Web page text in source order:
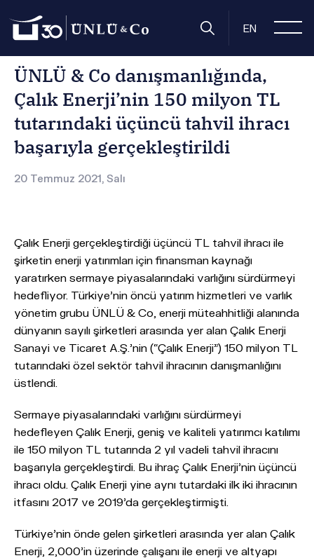
EN
Anasayfa Basın Odası Basın Bültenleri ÜNLÜ & Co
ÜNLÜ & Co danışmanlığında,
Çalık Enerji’nin 150 milyon TL
tutarındaki üçüncü tahvil ihracı
başarıyla gerçekleştirildi
20 Temmuz 2021, Salı
Çalık Enerji gerçekleştirdiği üçüncü TL tahvil ihracı ile
şirketin enerji yatırımları için finansman kaynağı
yaratırken sermaye piyasalarındaki varlığını sürdürmeyi
hedefliyor. Türkiye’nin öncü yatırım hizmetleri ve varlık
yönetim grubu ÜNLÜ & Co, enerji müteahhitliği alanında
dünyanın sayılı şirketleri arasında yer alan Çalık Enerji
Sanayi ve Ticaret A.Ş.’nin (“Çalık Enerji”) 150 milyon TL
tutarındaki özel sektör tahvil ihracının danışmanlığını
üstlendi.
Sermaye piyasalarındaki varlığını sürdürmeyi
hedefleyen Çalık Enerji, geniş ve kaliteli yatırımcı katılımı
ile 150 milyon TL tutarında 2 yıl vadeli tahvil ihracını
başarıyla gerçekleştirdi. Bu ihraç Çalık Enerji'nin üçüncü
ihracı oldu. Çalık Enerji yine aynı tutardaki ilk iki ihracının
itfasını 2017 ve 2019’da gerçekleştirmişti.
Türkiye'nin önde gelen şirketleri arasında yer alan Çalık
Enerji, 2,000’in üzerinde çalışanı ile enerji ve altyapı